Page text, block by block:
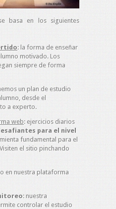
basa en los siguientes
: la forma de enseñar
motivado. Los
siempre de forma
un plan de estudio
desde el
a experto.
web: ejercicios diarios
para el nivel
fundamental para el
el sitio pinchando
en nuestra plataforma
: nuestra
controlar el estudio